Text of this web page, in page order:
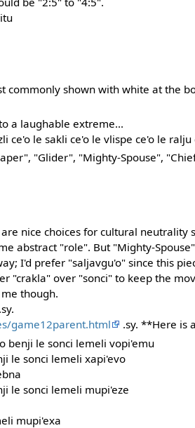
commonly shown with white at the
a laughable extreme...
ce'o le sakli ce'o le vlispe ce'o le ralju
"Glider", "Mighty-Spouse",
nice choices for cultural neutrality
abstract "role". But "Mighty-
I'd prefer "saljavgu'o" since this
"crakla" over "sonci" to keep the
though.
game12parent.html
.sy. **Here is
benji le sonci lemeli vopi'emu
le sonci lemeli xapi'evo
le sonci lemeli mupi'eze
mupi'exa